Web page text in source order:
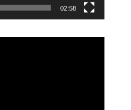
02:58